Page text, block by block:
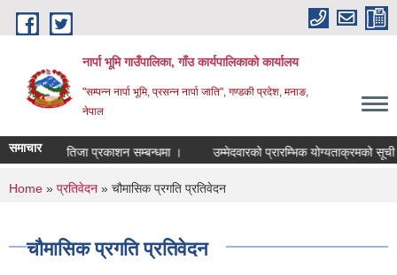
Skip to main content
नार्पा भूमि गाउँपालिका, गाँउ कार्यपालिकाको कार्यालय
"सम्पन्न नार्पा भूमि, प्रसन्न नार्पा जाति", गण्डकी प्रदेश, मनाङ,
नेपाल
समाचार
!!! नतिजा प्रकाशन सम्बन्धमा । उम्मेदवारको प्रारम्भिक योग्यताक्रमको सूची
You are here
Home » प्रतिवेदन » चौमासिक प्रगति प्रतिवेदन
चौमासिक प्रगति प्रतिवेदन